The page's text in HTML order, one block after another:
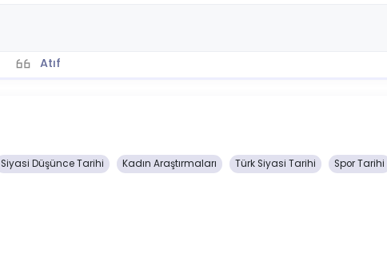
Atıf
Siyasi Düşünce Tarihi Kadın Araştırmaları Türk Siyasi Tarihi Spor Tarihi